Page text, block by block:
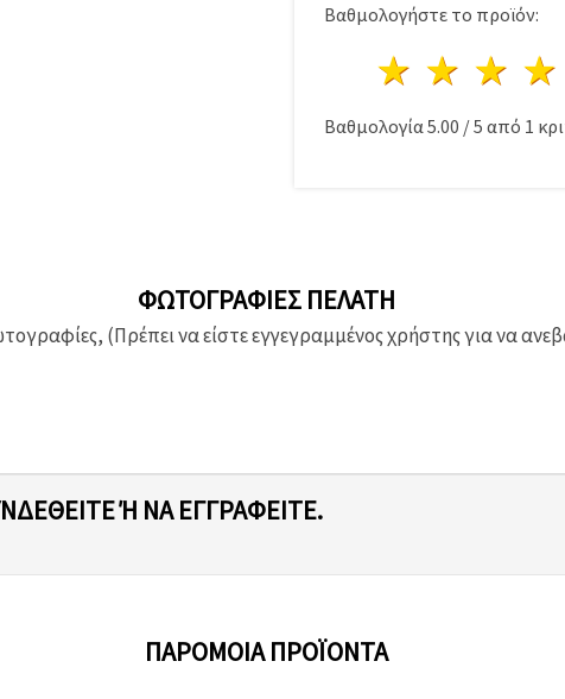
Βαθμολογήστε το προϊόν:
3
2
1 Αστέρι
Βαθμολογία 5.00 /5 από 1
ΦΩΤΟΓΡΑΦΊΕΣ ΠΕΛΆΤΗ
(Πρέπει να είστε εγγεγραμμένος χρήστης για να
Ή ΝΑ ΕΓΓΡΑΦΕΊΤΕ.
ΠΑΡΌΜΟΙΑ ΠΡΟΪΌΝΤΑ